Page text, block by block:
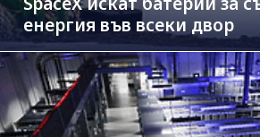
енергия във всеки двор